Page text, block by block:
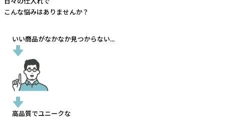
こんな悩みはありませんか？
いい商品がなかなか見つからない...
高品質でユニークな